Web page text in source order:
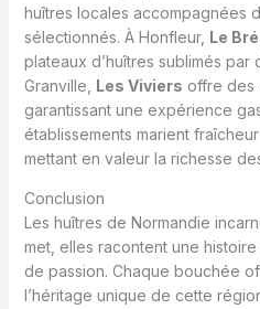
huîtres locales accompagnées
sélectionnés. À Honfleur, Le
plateaux d’huîtres sublimés par
Granville, Les Viviers offre des
garantissant une expérience
établissements marient
mettant en valeur la richesse
Conclusion
Les huîtres de Normandie
met, elles racontent une
de passion. Chaque bouchée
l’héritage unique de cette